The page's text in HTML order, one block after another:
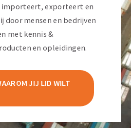
importeert, exporteert en
door mensen en bedrijven
met kennis &
en opleidingen.
JIJ LID WILT